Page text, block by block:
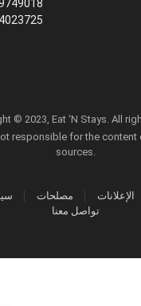
© 2023, Eat ‘N Stays. All
responsible for the
sources.
مصلحات الإعلانات
تواصل معنا